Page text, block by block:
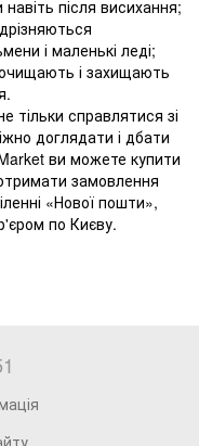
після висихання;
і маленькі леді;
і захищають
тільки справлятися зі
доглядати і дбати
ви можете купити
замовлення
«Нової пошти»,
по Києву.